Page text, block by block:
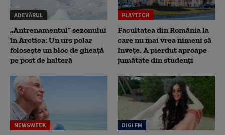
ADEVĂRUL
„Antrenamentul” sezonului
în Arctica: Un urs polar
folosește un bloc de gheață
pe post de halteră
PLAYTECH
Facultatea din România la
care nu mai vrea nimeni să
înveţe. A pierdut aproape
jumătate din studenţi
NEWSWEEK DIGI FM